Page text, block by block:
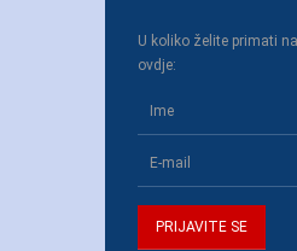
U koliko želite primati
ovdje: